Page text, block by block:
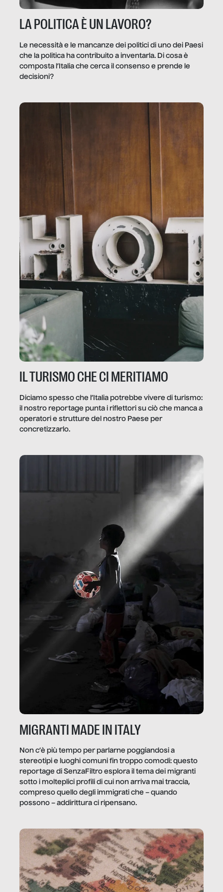
LA POLITICA È UN LAVORO?
Le necessità e le mancanze dei politici di uno dei Paesi
che la politica ha contribuito a inventarla. Di cosa è
composta l’Italia che cerca il consenso e prende le
decisioni?
IL TURISMO CHE CI MERITIAMO
Diciamo spesso che l’Italia potrebbe vivere di turismo:
il nostro reportage punta i riflettori su ciò che manca a
operatori e strutture del nostro Paese per
concretizzarlo.
MIGRANTI MADE IN ITALY
Non c’è più tempo per parlarne poggiandosi a
stereotipi e luoghi comuni fin troppo comodi: questo
reportage di SenzaFiltro esplora il tema dei migranti
sotto i molteplici profili di cui non arriva mai traccia,
compreso quello degli immigrati che – quando
possono – addirittura ci ripensano.